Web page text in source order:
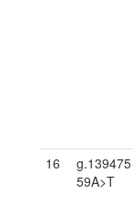
16
g.139475
59A>T